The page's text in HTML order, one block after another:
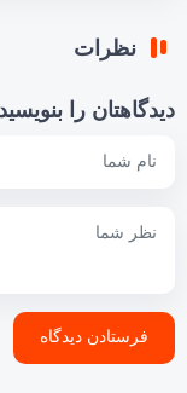
نظرات
دیدگاهتان را